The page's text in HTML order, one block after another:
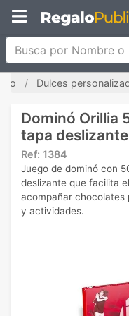
Busca por Nombre o
Dulces
Dominó Orillia
tapa deslizante
Ref: 1384
Juego de dominó con
deslizante que facilita
acompañar chocolates
y actividades.